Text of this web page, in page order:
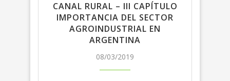
CANAL RURAL – III CAPÍTULO
IMPORTANCIA DEL SECTOR
AGROINDUSTRIAL EN
ARGENTINA
08/03/2019